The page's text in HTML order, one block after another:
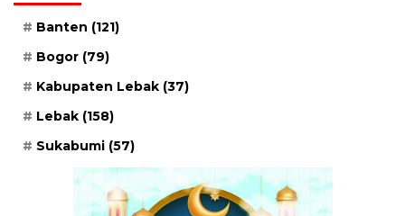
Banten (121)
Bogor (79)
Kabupaten Lebak (37)
Lebak (158)
Sukabumi (57)